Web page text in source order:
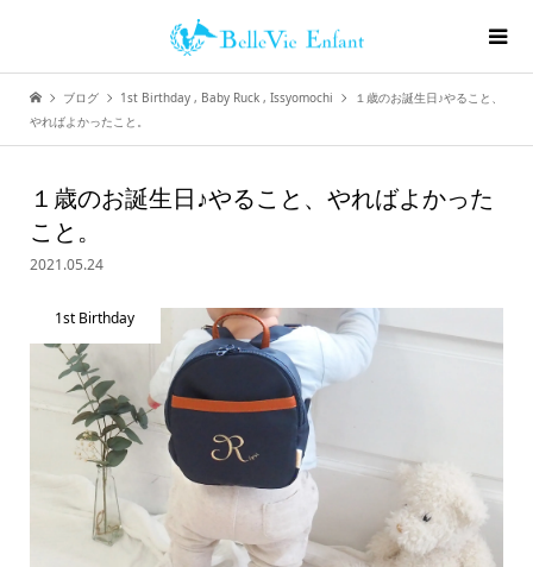
ブログ 1st Birthday , Baby Ruck , Issyomochi
１歳のお誕生日♪やること、
やればよかったこと。
１歳のお誕生日♪やること、やればよかった
こと。
2021.05.24
1st Birthday